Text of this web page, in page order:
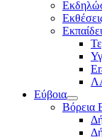
Εύβοια
Βόρεια